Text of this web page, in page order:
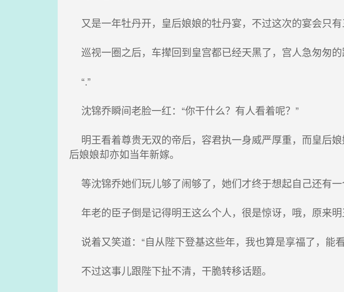
又是一年牡丹开，皇后娘娘的牡丹宴，不过这次的宴会只有
巡视一圈之后，车撵回到皇宫都已经天黑了，宫人急匆匆
“.”
沈锦乔瞬间老脸一红：“你干什么？有人看着呢？”
明王看着尊贵无双的帝后，容君执一身威严厚重，而皇后
后娘娘却亦如当年新嫁。
等沈锦乔她们玩儿够了闹够了，她们才终于想起自己还有
年老的臣子倒是记得明王这么个人，很是惊讶，哦，原来
说着又笑道：“自从陛下登基这些年，我也算是享福了，能
不过这事儿跟陛下扯不清，干脆转移话题。